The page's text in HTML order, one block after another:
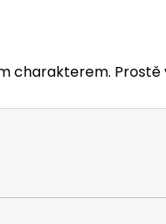
charakterem. Prostě